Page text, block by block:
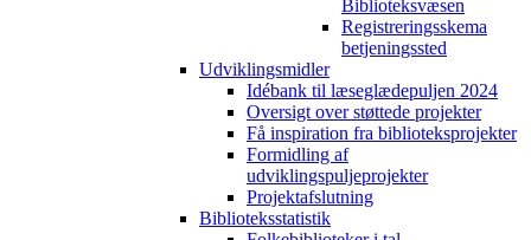
Biblioteksvæsen
Registreringsskema
betjeningssted
Udviklingsmidler
Idébank til læseglædepuljen 2024
Oversigt over støttede projekter
Få inspiration fra biblioteksprojekter
Formidling af
udviklingspuljeprojekter
Projektafslutning
Biblioteksstatistik